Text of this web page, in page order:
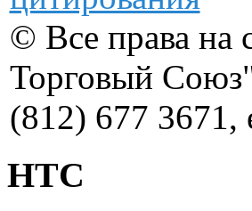
© Все права на
Торговый
(812) 677 3671,
НТС